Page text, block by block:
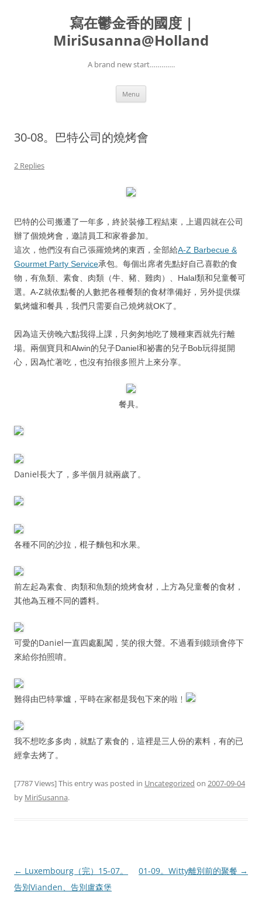
寫在鬱金香的國度 |
MiriSusanna@Holland
A brand new start………….
Menu
30-08。巴特公司的燒烤會
2 Replies
巴特的公司搬遷了一年多，終於裝修工程結束，上週四就在公司
辦了個燒烤會，邀請員工和家眷參加。
這次，他們沒有自己張羅燒烤的東西，全部給A-Z Barbecue &
Gourmet Party Service承包。每個出席者先點好自己喜歡的食
物，有魚類
素食 、肉類（牛 、豬 、雞肉）
、Halal類和兒童餐可
選。A-Z就依點餐的人數把各種餐類的食材準備好，另外提供煤
氣烤爐和餐具，我們只需要自己燒烤就OK了。
因為這天傍晚六點我得上課，只匆匆地吃了幾種東西就先行離
場。兩個寶貝和Alwin的兒子Daniel和祕書的兒子Bob玩得挺開
心，因為忙著吃，也沒有拍很多照片上來分享。
餐具。
Daniel長大了，多半個月就兩歲了。
各種不同的沙拉，棍子麵包和水果。
前左起為素食
肉類和魚類的燒烤食材，上方為兒童餐的食材，
其他為五種不同的醬料。
可愛的Daniel一直四處亂闖，笑的很大聲。不過看到鏡頭會停下
來給你拍照唷。
難得由巴特掌爐，平時在家都是我包下來的啦﹗
我不想吃多多肉，就點了素食的，這裡是三人份的素料，有的已
經拿去烤了。
[7787 Views] This entry was posted in Uncategorized on 2007-09-04
by MiriSusanna.
Post
navigation
← Luxembourg（完）15-07。
告別Vianden、告別盧森堡
01-09。Witty離別前的聚餐 →